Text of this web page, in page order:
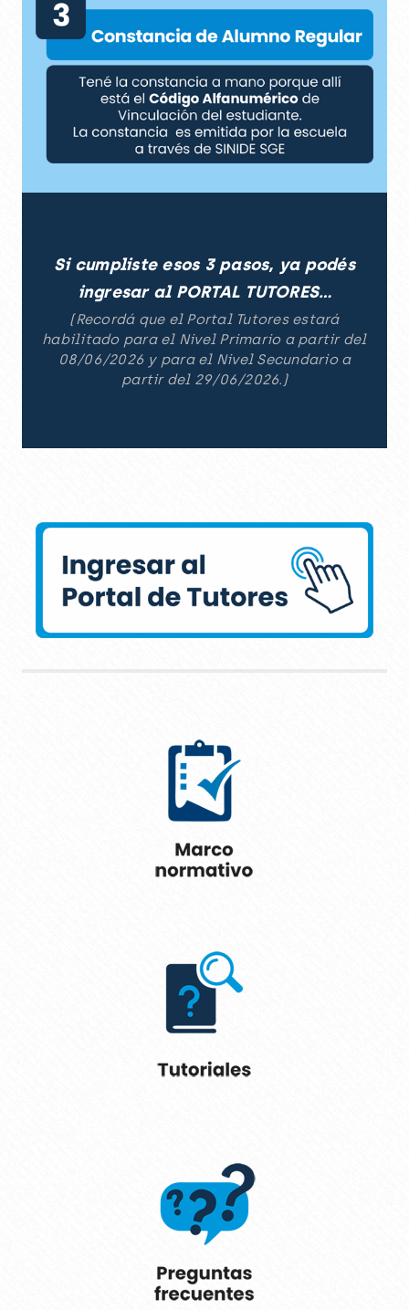
Si cumpliste esos 3 pasos, ya podés
ingresar al PORTAL TUTORES…
(Recordá que el Portal Tutores estará
habilitado para el Nivel Primario a partir del
08/06/2026 y para el Nivel Secundario a
partir del 29/06/2026. )